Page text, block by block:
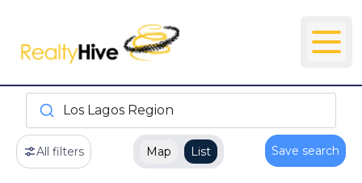
Los Lagos Region
All filters Map List Save search